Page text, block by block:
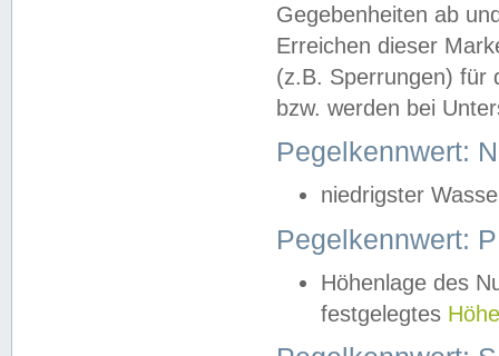
Gegebenheiten ab
Erreichen dieser
(z.B. Sperrungen) für
bzw. werden bei
Pegelkennwert:
niedrigster
Pegelkennwert:
Höhenlage des
festgelegtes